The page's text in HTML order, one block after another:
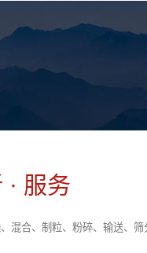
· 服务
混合、制粒、粉碎、输送、